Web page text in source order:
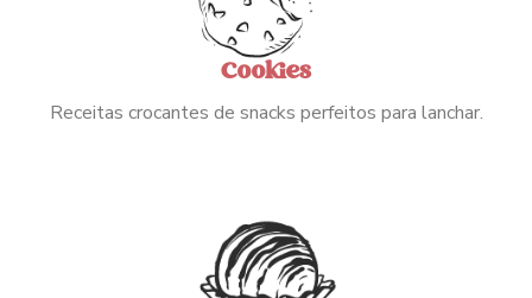
Cookies
Receitas crocantes de snacks perfeitos para lanchar.